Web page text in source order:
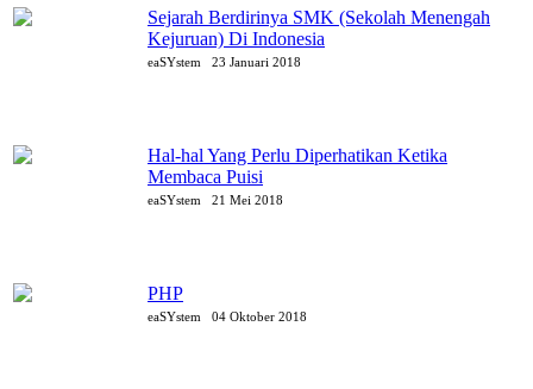
Sejarah Berdirinya SMK (Sekolah Menengah
Kejuruan) Di Indonesia
eaSYstem 23 Januari 2018
Hal-hal Yang Perlu Diperhatikan Ketika
Membaca Puisi
eaSYstem 21 Mei 2018
PHP
eaSYstem 04 Oktober 2018